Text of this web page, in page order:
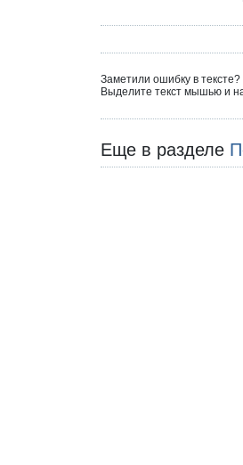
Заметили ошибку в тексте?
Выделите текст мышью и
Еще в разделе